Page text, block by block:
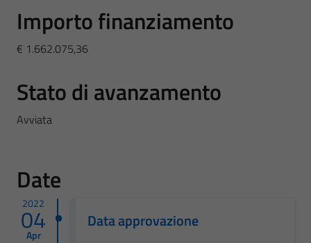
Importo finanziamento
€ 1.662.075,36
Stato di avanzamento
Avviata
Date
2022
04
Apr
Data approvazione